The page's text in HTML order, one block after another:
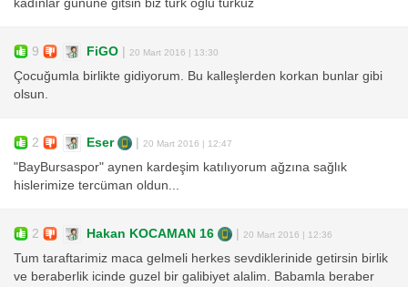
kadınlar gününe gitsin biz türk oğlu türküz
9 FiGO | 20 Mart 2016 | 13:30
Çocuğumla birlikte gidiyorum. Bu kalleşlerden korkan bunlar gibi
olsun.
2 Eser | 20 Mart 2016 | 12:47
"BayBursaspor" aynen kardeşim katılıyorum ağzına sağlık
hislerimize tercüman oldun...
2 Hakan KOCAMAN 16 | 20 Mart 2016 | 12:36
Tum taraftarimiz maca gelmeli herkes sevdiklerinide getirsin birlik
ve beraberlik icinde guzel bir galibiyet alalim. Babamla beraber